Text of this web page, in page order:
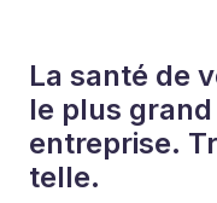
La santé de
le plus
entreprise.
telle.